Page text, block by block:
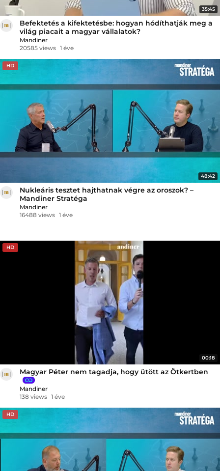
35:45
Befektetés a kifektetésbe: hogyan hódíthatják meg a
világ piacait a magyar vállalatok?
Mandiner
20585 views 1 éve
HD
48:42
Nukleáris tesztet hajthatnak végre az oroszok? –
Mandiner Stratéga
Mandiner
16488 views 1 éve
HD
00:18
Magyar Péter nem tagadja, hogy ütött az Ötkertben
Mandiner
138 views 1 éve
HD